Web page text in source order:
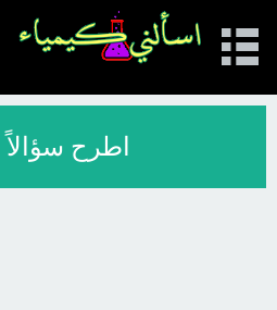
اطرح سؤالاً